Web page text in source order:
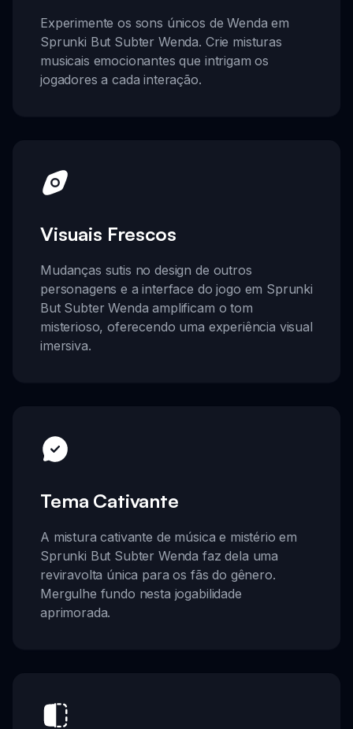
Experimente os sons únicos de Wenda em
Sprunki But Subter Wenda. Crie misturas
musicais emocionantes que intrigam os
jogadores a cada interação.
Visuais Frescos
Mudanças sutis no design de outros
personagens e a interface do jogo em Sprunki
But Subter Wenda amplificam o tom
misterioso, oferecendo uma experiência visual
imersiva.
Tema Cativante
A mistura cativante de música e mistério em
Sprunki But Subter Wenda faz dela uma
reviravolta única para os fãs do gênero.
Mergulhe fundo nesta jogabilidade
aprimorada.